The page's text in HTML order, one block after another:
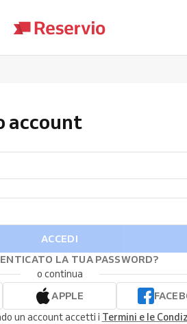
account
ACCEDI
LA TUA PASSWORD?
o continua
APPLE
un account accetti i Termini e le